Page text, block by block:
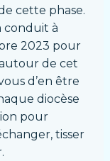
cette phase.
conduit à
2023 pour
de cet
d’en être
diocèse
pour
tisser